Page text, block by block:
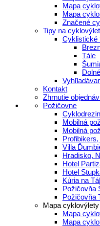
Mapa
Mapa
Značené
Tipy na
Cyklistické
Tále
Kontakt
Zhrnutie
Požičovne
Mobilná
Mobilná
Villa
Hradisko,
Hotel
Hotel
Kúria na
Požičovňa
Požičovňa
Mapa cyklovýlety
Mapa
Mapa